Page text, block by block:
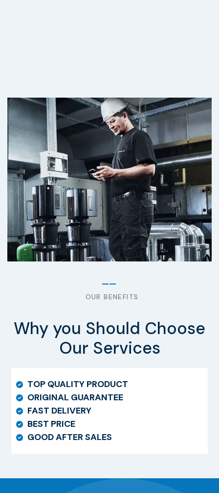
OUR BENEFITS
Why you Should Choose
Our Services
TOP QUALITY PRODUCT
ORIGINAL GUARANTEE
FAST DELIVERY
BEST PRICE
GOOD AFTER SALES